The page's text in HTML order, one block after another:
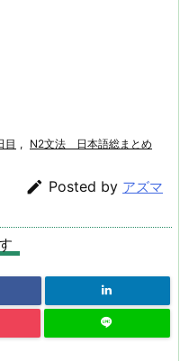
目 , N2文法 日本語総まとめ
 Posted by アズマ